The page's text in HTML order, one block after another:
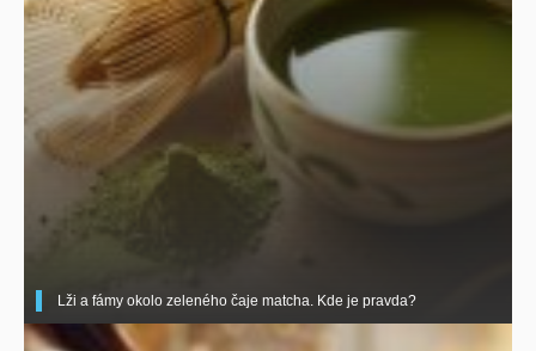
Lži a fámy okolo zeleného čaje matcha. Kde je pravda?